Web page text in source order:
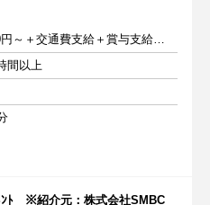
月給25万8000円～＋交通費支給＋賞与支給あり
間以上
ﾄ ※紹介元：株式会社SMBC